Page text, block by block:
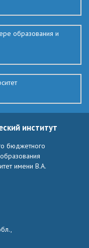
образования и
институт
бюджетного
имени В.А.